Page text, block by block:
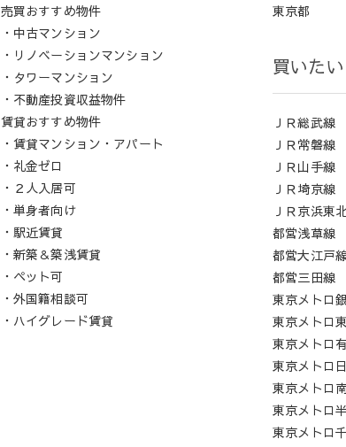
売買おすすめ物件
・中古マンション
・リノベーションマンション
・タワーマンション
・不動産投資収益物件
賃貸おすすめ物件
・賃貸マンション・アパート
・礼金ゼロ
・２人入居可
・単身者向け
・駅近賃貸
・新築＆築浅賃貸
・ペット可
・外国籍相談可
・ハイグレード賃貸
東京都
買いた
ＪＲ総武線
ＪＲ常磐線
ＪＲ山手線
ＪＲ埼京線
ＪＲ京浜東
都営浅草線
都営大江戸
都営三田線
東京メトロ
東京メトロ
東京メトロ
東京メトロ
東京メトロ
東京メトロ
東京メトロ